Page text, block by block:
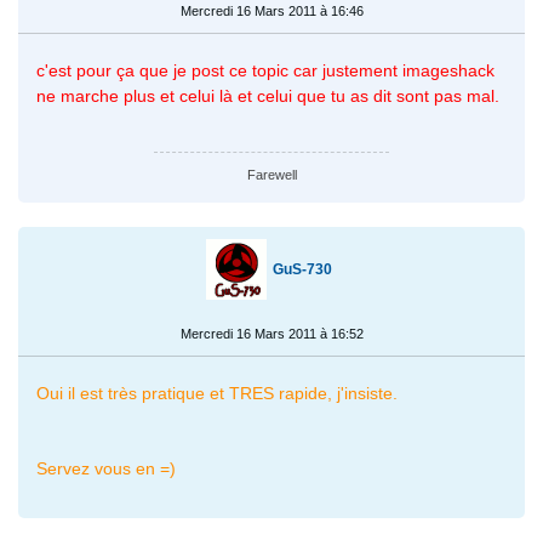
Mercredi 16 Mars 2011 à 16:46
c'est pour ça que je post ce topic car justement imageshack
ne marche plus et celui là et celui que tu as dit sont pas mal.
Farewell
GuS-730
Mercredi 16 Mars 2011 à 16:52
Oui il est très pratique et TRES rapide, j'insiste.
Servez vous en =)